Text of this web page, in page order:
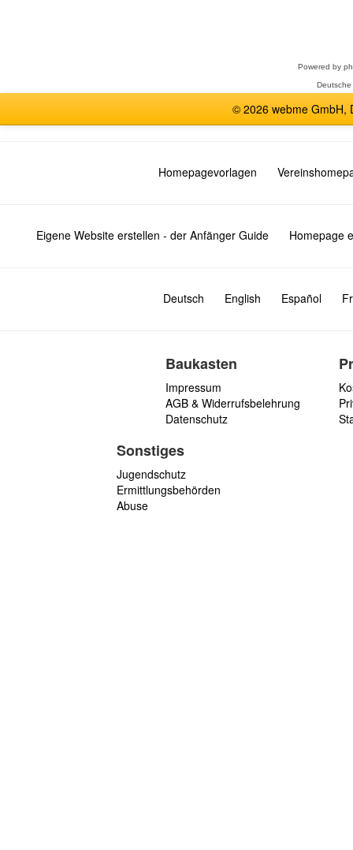
Powered by
© 2026 webme GmbH,
Homepagevorlagen
Eigene Website erstellen - der Anfänger Guide Homepage
Deutsch English Español
Baukasten
Impressum
AGB & Widerrufsbelehrung
Datenschutz
Sonstiges
Jugendschutz
Ermittlungsbehörden
Abuse